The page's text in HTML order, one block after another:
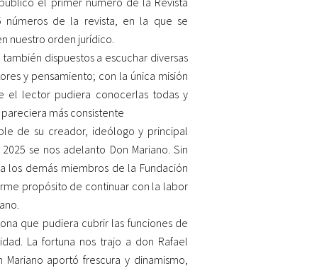
números de la revista, en la que se
nuestro orden jurídico.
dispuestos a escuchar diversas
y pensamiento; con la única misión
el lector pudiera conocerlas todas y
más consistente
de su creador, ideólogo y principal
se nos adelanto Don Mariano. Sin
los demás miembros de la Fundación
propósito de continuar con la labor
que pudiera cubrir las funciones de
La fortuna nos trajo a don Rafael
aportó frescura y dinamismo,